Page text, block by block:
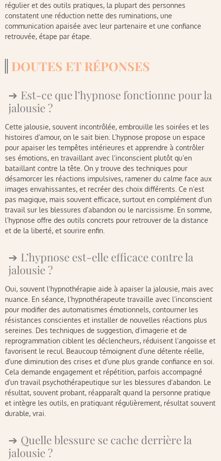
régulier et des outils pratiques, la plupart des personnes
constatent une réduction nette des ruminations, une
communication apaisée avec leur partenaire et une confiance
retrouvée, étape par étape.
DOUTES ET RÉPONSES
Est-ce que l’hypnose fonctionne pour la
jalousie ?
Cette jalousie, souvent incontrôlée, embrouille les soirées et les
histoires d’amour, on le sait bien. L’hypnose propose un espace
pour apaiser les tempêtes intérieures et apprendre à contrôler
ses émotions, en travaillant avec l’inconscient plutôt qu’en
bataillant contre la tête. On y trouve des techniques pour
désamorcer les réactions impulsives, ramener du calme face aux
images envahissantes, et recréer des choix différents. Ce n’est
pas magique, mais souvent efficace, surtout en complément d’un
travail sur les blessures d’abandon ou le narcissisme. En somme,
l’hypnose offre des outils concrets pour retrouver de la distance
et de la liberté, et sourire enfin.
L’hypnose est-elle efficace contre la
jalousie ?
Oui, souvent l’hypnothérapie aide à apaiser la jalousie, mais avec
nuance. En séance, l’hypnothérapeute travaille avec l’inconscient
pour modifier des automatismes émotionnels, contourner les
résistances conscientes et installer de nouvelles réactions plus
sereines. Des techniques de suggestion, d’imagerie et de
reprogrammation ciblent les déclencheurs, réduisent l’angoisse et
favorisent le recul. Beaucoup témoignent d’une détente réelle,
d’une diminution des crises et d’une plus grande confiance en soi.
Cela demande engagement et répétition, parfois accompagné
d’un travail psychothérapeutique sur les blessures d’abandon. Le
résultat, souvent probant, réapparaît quand la personne pratique
et intègre les outils, en pratiquant régulièrement, résultat souvent
durable, vrai.
Quelle blessure se cache derrière la
jalousie ?